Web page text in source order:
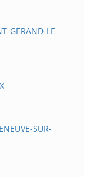
GERAND-LE-
SUR-